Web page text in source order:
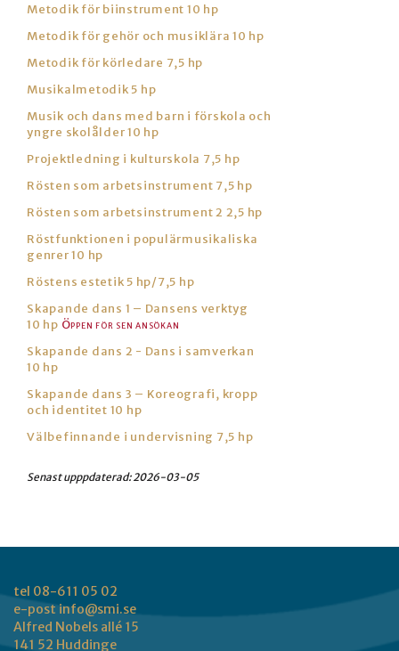
Metodik för biinstrument 10 hp
Metodik för gehör och musiklära 10 hp
Metodik för körledare 7,5 hp
Musikalmetodik 5 hp
Musik och dans med barn i förskola och
yngre skolålder 10 hp
Projektledning i kulturskola 7,5 hp
Rösten som arbetsinstrument 7,5 hp
Rösten som arbetsinstrument 2 2,5 hp
Röstfunktionen i populärmusikaliska
genrer 10 hp
Röstens estetik 5 hp/7,5 hp
Skapande dans 1 – Dansens verktyg
10 hp
Skapande dans 2 - Dans i samverkan
10 hp
Skapande dans 3 – Koreografi, kropp
och identitet 10 hp
Välbefinnande i undervisning 7,5 hp
Senast upppdaterad:2026-03-05
tel 08-611 05 02
e-postinfo@smi.se
Alfred Nobels allé 15
141 52 Huddinge